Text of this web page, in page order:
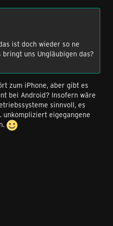
ist doch wieder so ne
bringt uns Ungläubigen das?
zum iPhone, aber gibt es
bei Android? Insofern wäre
sinnvoll, es
unkompliziert eigegangene